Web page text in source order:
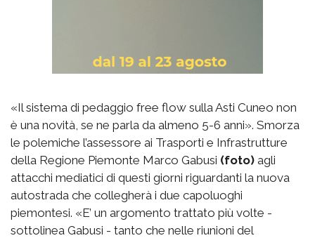
«Il sistema di pedaggio free flow sulla Asti Cuneo non
è una novità, se ne parla da almeno 5-6 anni». Smorza
le polemiche l’assessore ai Trasporti e Infrastrutture
della Regione Piemonte Marco Gabusi (foto) agli
attacchi mediatici di questi giorni riguardanti la nuova
autostrada che collegherà i due capoluoghi
piemontesi. «E’ un argomento trattato più volte -
sottolinea Gabusi - tanto che nelle riunioni del